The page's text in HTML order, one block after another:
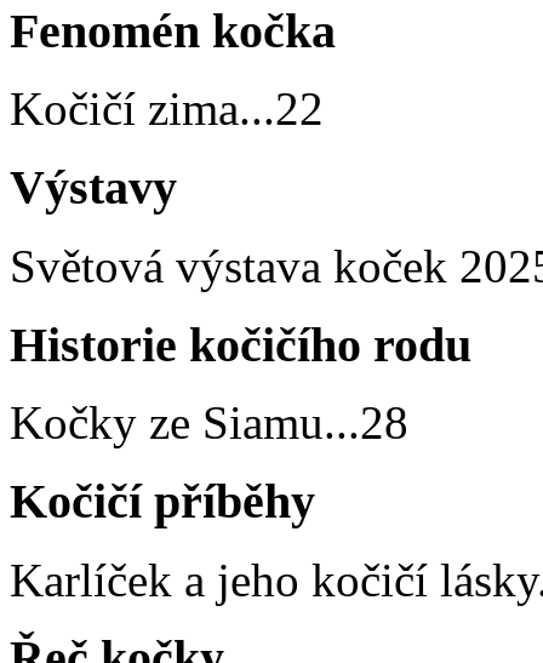
Fenomén kočka
Kočičí zima...22
Výstavy
Světová výstava koček
Historie kočičího rodu
Kočky ze Siamu...28
Kočičí příběhy
Karlíček a jeho kočičí lásky